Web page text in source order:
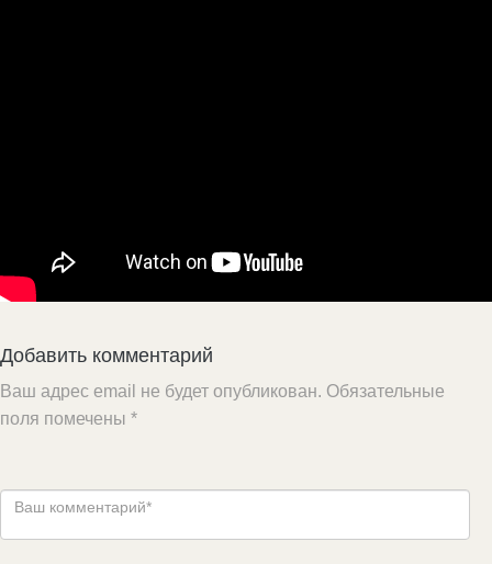
Добавить комментарий
Ваш адрес email не будет опубликован. Обязательные
поля помечены *